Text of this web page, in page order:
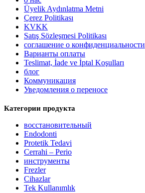
Üyelik Aydınlatma Metni
Çerez Politikası
KVKK
Satış Sözleşmesi Politikası
соглашение о конфиденциальности
Варианты оплаты
Teslimat, İade ve İptal Koşulları
блог
Коммуникация
Уведомления о переносе
Категории продукта
восстановительный
Endodonti
Protetik Tedavi
Cerrahi – Perio
инструменты
Frezler
Cihazlar
Tek Kullanımlık